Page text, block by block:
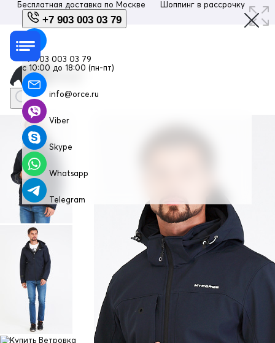
Бесплатная доставка по Москве Шоппинг в рассрочку
+7 903 003 03 79
+7 903 003 03 79
с 10:00 до 18:00 (пн-пт)
info@orce.ru
Viber
Skype
Whatsapp
Telegram